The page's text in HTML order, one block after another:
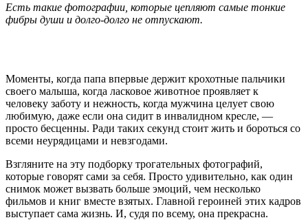
Есть такие фотографии, которые цепляют самые тонкие
фибры души и долго-долго не отпускают.
Моменты, когда папа впервые держит крохотные пальчики
своего малыша, когда ласковое животное проявляет к
человеку заботу и нежность, когда мужчина целует свою
любимую, даже если она сидит в инвалидном кресле, —
просто бесценны. Ради таких секунд стоит жить и бороться со
всеми неурядицами и невзгодами.
Взгляните на эту подборку трогательных фотографий,
которые говорят сами за себя. Просто удивительно, как один
снимок может вызвать больше эмоций, чем несколько
фильмов и книг вместе взятых. Главной героиней этих кадров
выступает сама жизнь. И, судя по всему, она прекрасна.